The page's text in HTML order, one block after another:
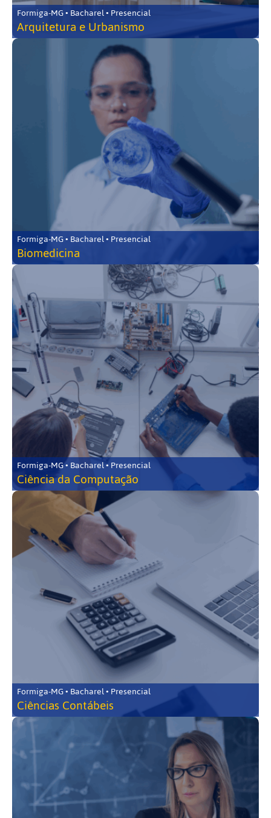
Formiga-MG • Bacharel • Presencial
Arquitetura e Urbanismo
Formiga-MG • Bacharel • Presencial
Biomedicina
Formiga-MG • Bacharel • Presencial
Ciência da Computação
Formiga-MG • Bacharel • Presencial
Ciências Contábeis